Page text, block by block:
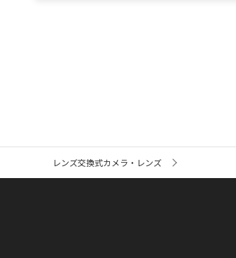
レンズ交換式カメラ・レンズ